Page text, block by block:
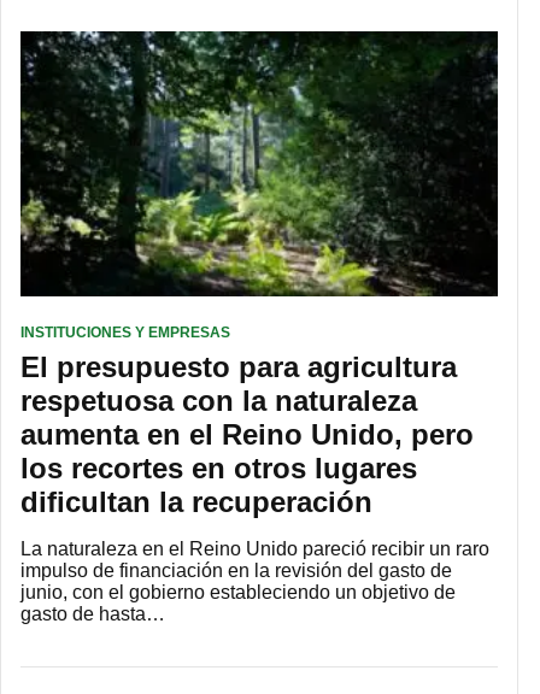
INSTITUCIONES Y EMPRESAS
El presupuesto para agricultura
respetuosa con la naturaleza
aumenta en el Reino Unido, pero
los recortes en otros lugares
dificultan la recuperación
La naturaleza en el Reino Unido pareció recibir un raro
impulso de financiación en la revisión del gasto de
junio, con el gobierno estableciendo un objetivo de
gasto de hasta…